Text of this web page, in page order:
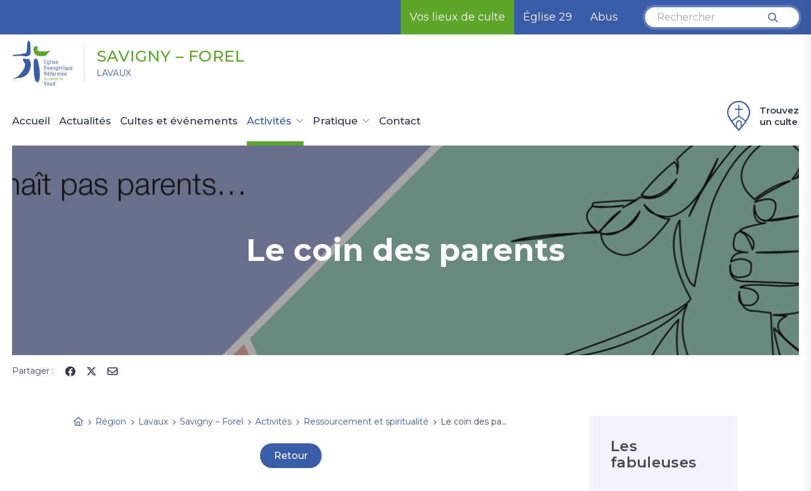
Vos lieux de culte Église 29 Abus
SAVIGNY – FOREL
LAVAUX
Accueil Actualités Cultes et événements Activités Pratique Contact
Trouvez
un culte
Le coin des parents
Partager :
Région Lavaux Savigny – Forel Activités Ressourcement et spiritualité Le coin des parents
Retour
Les
fabuleuses